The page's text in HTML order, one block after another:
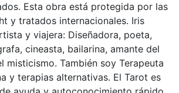
Esta obra está protegida por las
y tratados internacionales. Iris
y viajera: Diseñadora, poeta,
cineasta, bailarina, amante del
misticismo. También soy Terapeuta
y terapias alternativas. El Tarot es